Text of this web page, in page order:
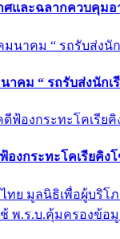
าศและฉลากควบคุม
คม “ รถรับส่งนักเ
องกระทะโคเรียคิ